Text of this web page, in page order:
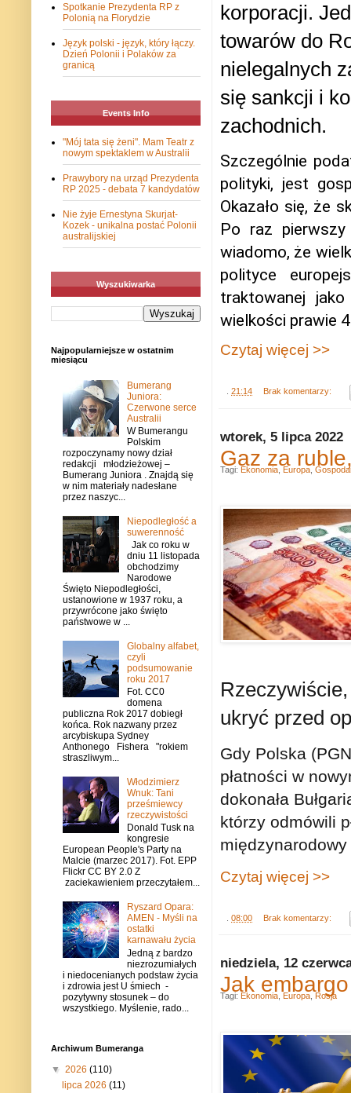
korporacji.
towarów do
nielegalnych
się sankcji i
zachodnich.
Szczególnie
polityki, jest
Okazało się, że
Po raz
wiadomo, że
polityce
traktowanej
wielkości prawie
Czytaj więcej >>
. 21:14 Brak komentarzy:
wtorek, 5 lipca 2022
Gaz za
ukryć przed
Gdy Polska
płatności w
dokonała
którzy odmówili
Czytaj więcej >>
08:00 Brak komentarzy:
Tagi: Ekonomia Europa
niedziela, 12
Jak
Tagi: Ekonomia Europa Rosja
Spotkanie Prezydenta RP z
Polonią na Florydzie
Język polski - język, który łączy.
Dzień Polonii i Polaków za
granicą
Events Info
"Mój tata się żeni". Mam Teatr z
nowym spektaklem w Australii
Prawybory na urząd Prezydenta
RP 2025 - debata 7 kandydatów
Nie żyje Ernestyna Skurjat-
Kozek - unikalna postać Polonii
australijskiej
Wyszukiwarka
Najpopularniejsze w ostatnim
miesiącu
Bumerang
Juniora:
Czerwone serce
Australii
W Bumerangu
Polskim
rozpoczynamy nowy dział
redakcji młodzieżowej –
Bumerang Juniora . Znajdą się
w nim materiały nadesłane
przez naszyc...
Niepodległość a
suwerenność
Jak co roku w
dniu 11 listopada
obchodzimy
Narodowe
Święto Niepodległości,
ustanowione w 1937 roku, a
przywrócone jako święto
państwowe w ...
Globalny alfabet,
czyli
podsumowanie
roku 2017
Fot. CC0
domena
publiczna Rok 2017 dobiegł
końca. Rok nazwany przez
arcybiskupa Sydney
Anthonego Fishera "rokiem
straszliwym...
Włodzimierz
Wnuk: Tani
prześmiewcy
rzeczywistości
Donald Tusk na
kongresie
European People's Party na
Malcie (marzec 2017). Fot. EPP
Flickr CC BY 2.0 Z
zaciekawieniem przeczytałem...
Ryszard Opara:
AMEN - Myśli na
ostatki
karnawału życia
Jedną z bardzo
niezrozumiałych
i niedocenianych podstaw życia
i zdrowia jest U śmiech -
pozytywny stosunek – do
wszystkiego. Myślenie, rado...
Archiwum Bumeranga
▼ 2026 (110)
lipca 2026(11)